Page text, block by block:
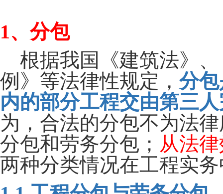
1、分包
根据我国《建筑法》、
例》等法律性规定， 分
内的部分工程交由第三
为，合法的分包不为法
分包和劳务分包； 从法
两种分类情况在工程实